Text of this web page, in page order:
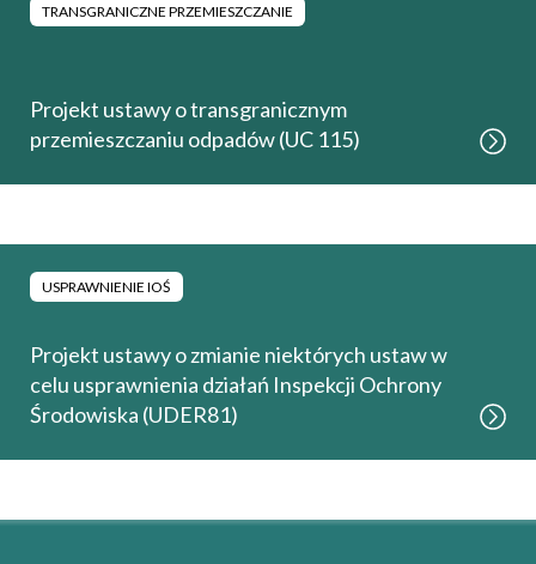
TRANSGRANICZNE PRZEMIESZCZANIE
Projekt ustawy o transgranicznym
przemieszczaniu odpadów (UC 115)
USPRAWNIENIE IOŚ
Projekt ustawy o zmianie niektórych ustaw w
celu usprawnienia działań Inspekcji Ochrony
Środowiska (UDER81)